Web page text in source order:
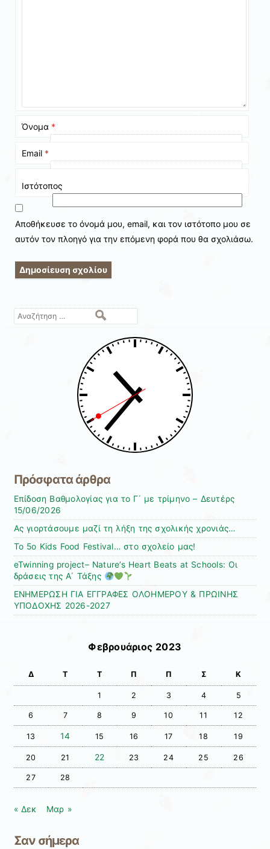
Όνομα *
Email *
Ιστότοπος
Αποθήκευσε το όνομά μου, email, και τον ιστότοπο μου σε
αυτόν τον πλοηγό για την επόμενη φορά που θα σχολιάσω.
Αναζήτηση
Πρόσφατα άρθρα
Επίδοση Βαθμολογίας για το Γ΄ με τρίμηνο – Δευτέρς
15/06/2026
Ας γιορτάσουμε μαζί τη λήξη της σχολικής χρονιάς…
Το 5ο Kids Food Festival… στο σχολείο μας!
eTwinning project– Nature’s Heart Beats at Schools: Οι
δράσεις της Α΄ Τάξης
ΕΝΗΜΕΡΩΣΗ ΓΙΑ ΕΓΓΡΑΦΕΣ ΟΛΟΗΜΕΡΟΥ & ΠΡΩΙΝΗΣ
ΥΠΟΔΟΧΗΣ 2026-2027
Φεβρουάριος 2023
Δ Τ Τ Π Π Σ Κ
1 2 3 4 5
6 7 8 9 10 11 12
13 14 15 16 17 18 19
20 21 22 23 24 25 26
27 28
« Δεκ Μαρ »
Σαν σήμερα